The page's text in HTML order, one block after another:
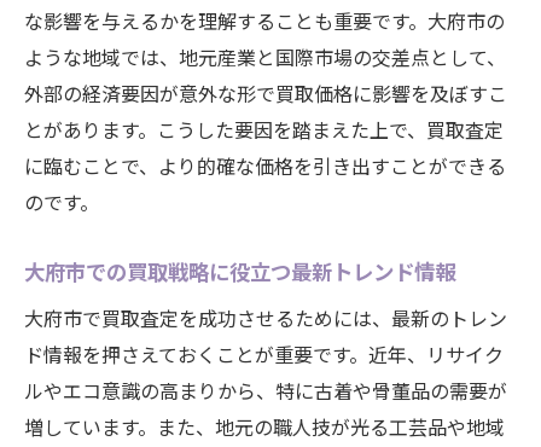
な影響を与えるかを理解することも重要です。大府市の
ような地域では、地元産業と国際市場の交差点として、
外部の経済要因が意外な形で買取価格に影響を及ぼすこ
とがあります。こうした要因を踏まえた上で、買取査定
に臨むことで、より的確な価格を引き出すことができる
のです。
大府市での買取戦略に役立つ最新トレンド情報
大府市で買取査定を成功させるためには、最新のトレン
ド情報を押さえておくことが重要です。近年、リサイク
ルやエコ意識の高まりから、特に古着や骨董品の需要が
増しています。また、地元の職人技が光る工芸品や地域